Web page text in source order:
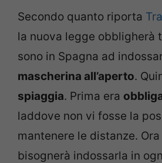
Secondo quanto riporta
la nuova legge obbligherà
sono in Spagna ad
mascherina all’aperto.
spiaggia. Prima era
laddove non vi fosse la
mantenere le distanze.
bisognerà indossarla in